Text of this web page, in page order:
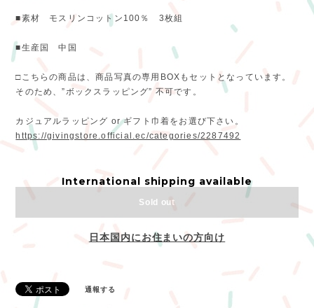
■素材 モスリンコットン100％ 3枚組
■生産国 中国
□こちらの商品は、商品写真の専用BOXもセットとなっています。
そのため、”ボックスラッピング” 不可です。
カジュアルラッピング or ギフト巾着をお選び下さい。
https://givingstore.official.ec/categories/2287492
International shipping available
Sold out
日本国内にお住まいの方向け
通報する